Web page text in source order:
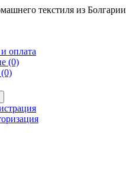
текстиля из Болгарии
оплата
(0)